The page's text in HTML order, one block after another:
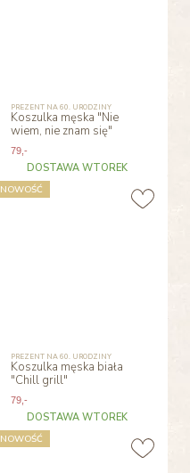
PREZENT NA 60. URODZINY
Koszulka męska "Nie
wiem, nie znam się"
79 ,-
DOSTAWA WTOREK
PREZENT NA 60. URODZINY
Koszulka męska biała
"Chill grill"
79 ,-
DOSTAWA WTOREK
NOWOŚĆ
NOWOŚĆ